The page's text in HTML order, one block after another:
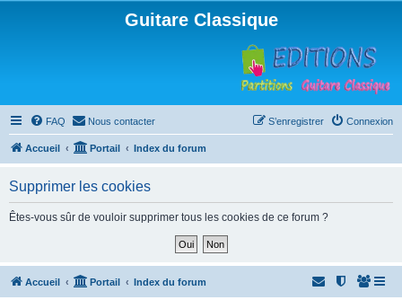
Guitare Classique
FAQ Nous contacter Connexion
S’enregistrer
Accueil Portail Index du forum
Supprimer les cookies
Êtes-vous sûr de vouloir supprimer tous les cookies de ce forum ?
Accueil Portail Index du forum